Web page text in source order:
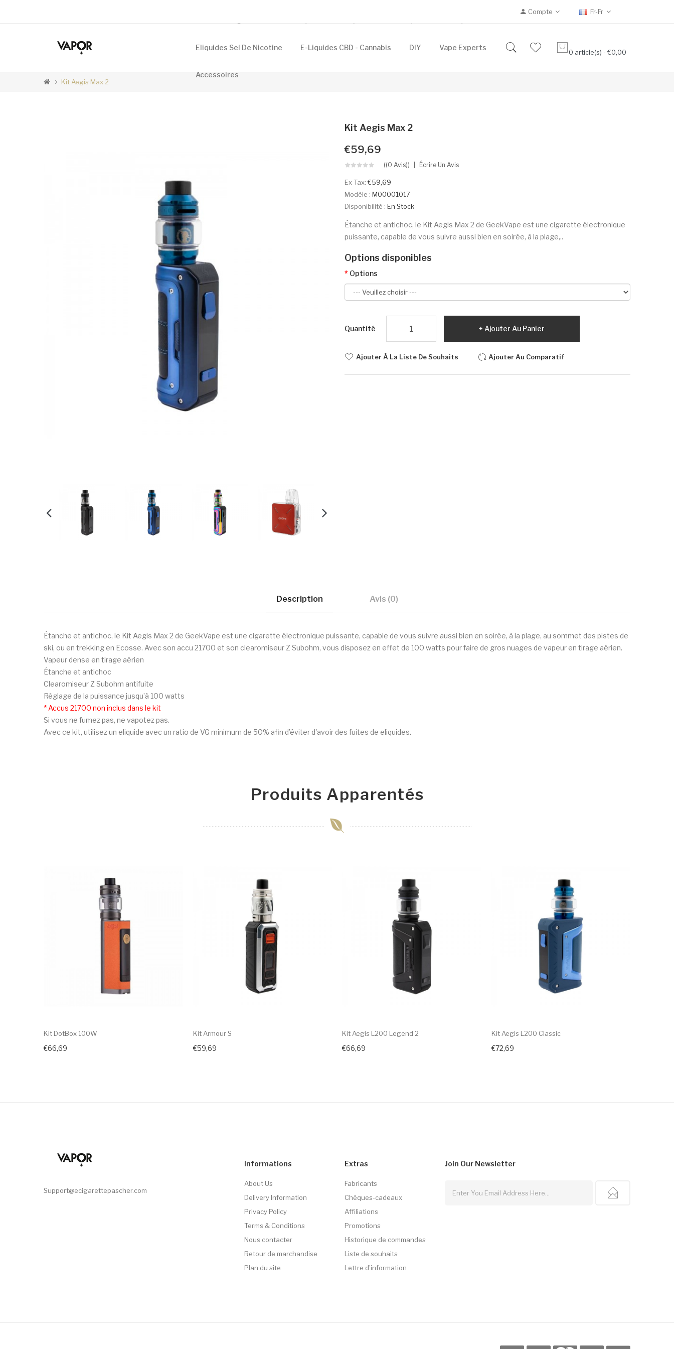
Compte Fr-Fr
Eliquides Sel De Nicotine E-Liquides CBD - Cannabis DIY Vape Experts
Accessoires
0 article(s) - €0,00
Kit Aegis Max 2
Kit Aegis Max 2
€59,69
((0 Avis)) Écrire Un Avis
Ex Tax:€59,69
Modèle : M00001017
Disponibilité : En Stock
Étanche et antichoc, le Kit Aegis Max 2 de GeekVape est une cigarette électronique
puissante, capable de vous suivre aussi bien en soirée, à la plage,..
Options disponibles
Options
Quantité Ajouter Au Panier
Ajouter À La Liste De Souhaits Ajouter Au Comparatif
Description Avis (0)
Étanche et antichoc, le Kit Aegis Max 2 de GeekVape est une cigarette électronique puissante, capable de vous suivre aussi bien en soirée, à la plage, au sommet des pistes de
ski, ou en trekking en Ecosse. Avec son accu 21700 et son clearomiseur Z Subohm, vous disposez en effet de 100 watts pour faire de gros nuages de vapeur en tirage aérien.
Vapeur dense en tirage aérien
Étanche et antichoc
Clearomiseur Z Subohm antifuite
Réglage de la puissance jusqu’à 100 watts
* Accus 21700 non inclus dans le kit
Si vous ne fumez pas, ne vapotez pas.
Avec ce kit, utilisez un eliquide avec un ratio de VG minimum de 50% afin d’éviter d'avoir des fuites de eliquides.
Produits Apparentés
Kit DotBox 100W
€66,69
Kit Armour S
€59,69
Kit Aegis L200 Legend 2
€66,69
Kit Aegis L200 Classic
€72,69
Support@ecigarettepascher.com
Informations
About Us
Delivery Information
Privacy Policy
Terms & Conditions
Nous contacter
Retour de marchandise
Plan du site
Extras
Fabricants
Chèques-cadeaux
Affiliations
Promotions
Historique de commandes
Liste de souhaits
Lettre d’information
Join Our Newsletter